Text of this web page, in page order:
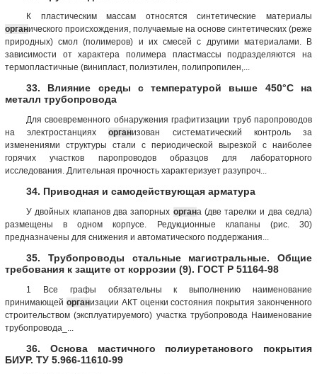
К пластическим массам относятся синтетические материалы
органического происхождения, получаемые на основе синтетических (реже
природных) смол (полимеров) и их смесей с другими материалами. В
зависимости от характера полимера пластмассы подразделяются на
термопластичные (винипласт, полиэтилен, полипропилен,...
33. Влияние среды с температурой выше 450°С на
металл трубопровода
Для своевременного обнаружения графитизации труб паропроводов
на электростанцияхорганизован систематический контроль за
изменениями структуры стали с периодической вырезкой с наиболее
горячих участков паропроводов образцов для лабораторного
исследования. Длительная прочность характеризует разупроч...
34. Приводная и самодействующая арматура
У двойных клапанов два запорных органа (две тарелки и два седла)
размещены в одном корпусе. Редукционные клапаны (рис. 30)
предназначены для снижения и автоматического поддержания...
35. Трубопроводы стальные магистральные. Общие
требования к защите от коррозии (9). ГОСТ Р 51164-98
1 Все графы обязательны к выполнению наименование
принимающей организации АКТ оценки состояния покрытия законченного
строительством (эксплуатируемого) участка трубопровода Наименование
трубопровода_...
36. Основа мастичного полиуретанового покрытия
БИУР. ТУ 5.966-11610-99